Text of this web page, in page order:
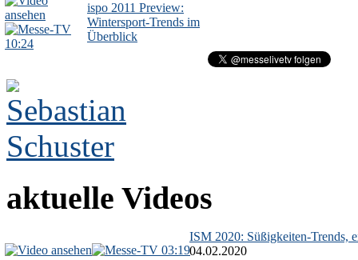
10:24
ispo 2011 Preview:
Wintersport-Trends im
Überblick
aktuelle Videos
03:19
ISM 2020: Süßigkeiten-Trends,
04.02.2020